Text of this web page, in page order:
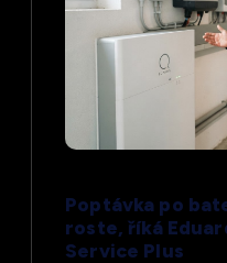
Poptávka po
roste, říká
Service Plus